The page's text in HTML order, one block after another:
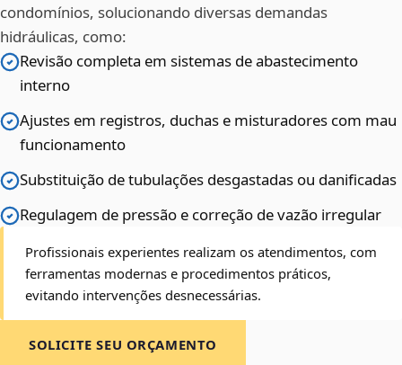
condomínios, solucionando diversas demandas
hidráulicas, como:
Revisão completa em sistemas de abastecimento
interno
Ajustes em registros, duchas e misturadores com mau
funcionamento
Substituição de tubulações desgastadas ou danificadas
Regulagem de pressão e correção de vazão irregular
Profissionais experientes realizam os atendimentos, com
ferramentas modernas e procedimentos práticos,
evitando intervenções desnecessárias.
SOLICITE SEU ORÇAMENTO